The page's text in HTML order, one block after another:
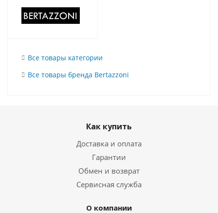
Все товары категории
Все товары бренда Bertazzoni
Как купить
Доставка и оплата
Гарантии
Обмен и возврат
Сервисная служба
О компании